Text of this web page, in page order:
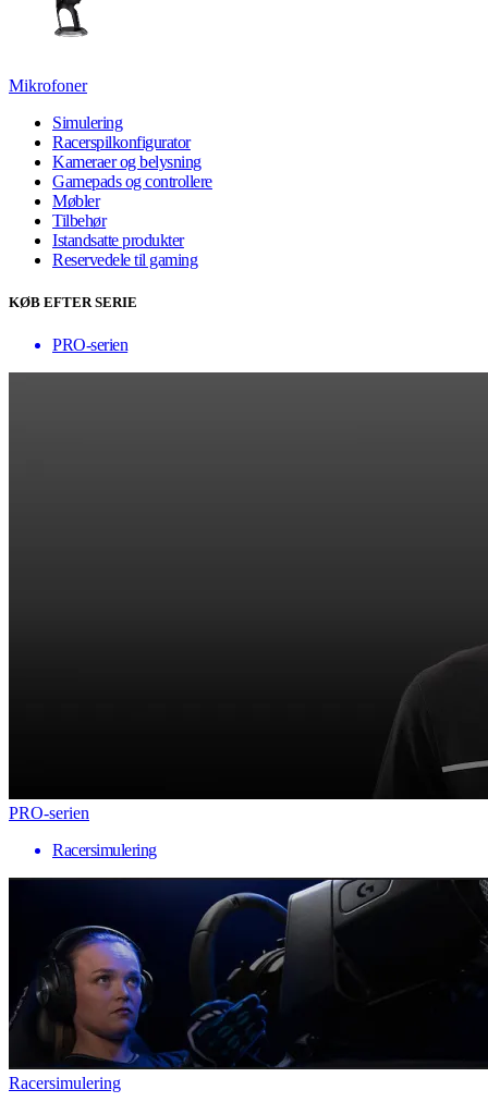
Mikrofoner
Simulering
Racerspilkonfigurator
Kameraer og belysning
Gamepads og controllere
Møbler
Tilbehør
Istandsatte produkter
Reservedele til gaming
KØB EFTER SERIE
PRO-serien
PRO-serien
Racersimulering
Racersimulering